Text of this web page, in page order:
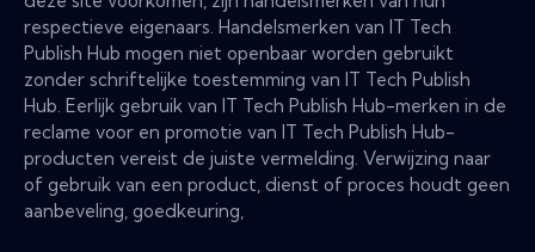
respectieve eigenaars. Handelsmerken van IT Tech
Publish Hub mogen niet openbaar worden gebruikt
zonder schriftelijke toestemming van IT Tech Publish
Hub. Eerlijk gebruik van IT Tech Publish Hub-merken in de
reclame voor en promotie van IT Tech Publish Hub-
producten vereist de juiste vermelding. Verwijzing naar
of gebruik van een product, dienst of proces houdt geen
aanbeveling, goedkeuring,